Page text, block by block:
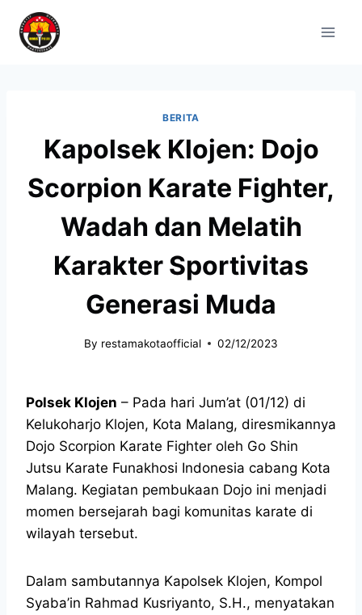
BERITA
Kapolsek Klojen: Dojo
Scorpion Karate Fighter,
Wadah dan Melatih
Karakter Sportivitas
Generasi Muda
By restamakotaofficial 02/12/2023
Polsek Klojen – Pada hari Jum’at (01/12) di
Kelukoharjo Klojen, Kota Malang, diresmikannya
Dojo Scorpion Karate Fighter oleh Go Shin
Jutsu Karate Funakhosi Indonesia cabang Kota
Malang. Kegiatan pembukaan Dojo ini menjadi
momen bersejarah bagi komunitas karate di
wilayah tersebut.
Dalam sambutannya Kapolsek Klojen, Kompol
Syaba’in Rahmad Kusriyanto, S.H., menyatakan